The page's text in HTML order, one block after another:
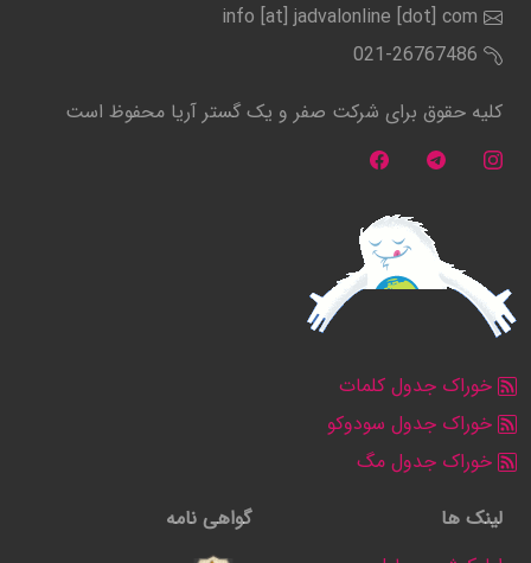
info [at] jadvalonline [dot] com
021-26767486
کلیه حقوق برای شرکت صفر و یک گستر آریا محفوظ است
خوراک جدول کلمات
خوراک جدول سودوکو
خوراک جدول مگ
لینک ها
گواهی نامه